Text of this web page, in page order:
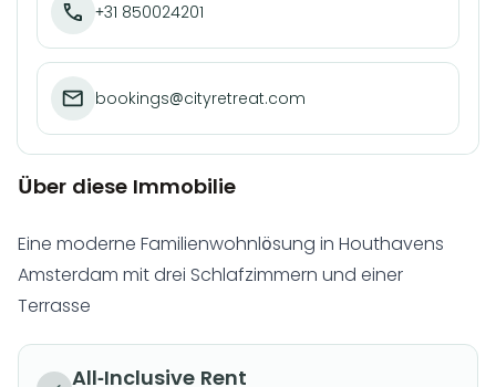
+31 850024201
bookings@cityretreat.com
Über diese Immobilie
Eine moderne Familienwohnlösung in Houthavens
Amsterdam mit drei Schlafzimmern und einer
Terrasse
All-Inclusive Rent